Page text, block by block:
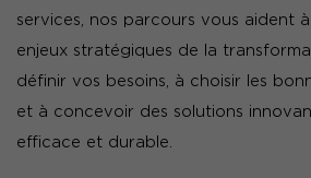
services, nos parcours vous aident
enjeux stratégiques de la
définir vos besoins, à choisir les
et à concevoir des solutions
efficace et durable.